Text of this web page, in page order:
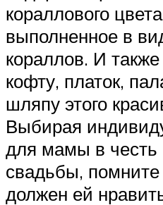
кораллового
выполненное в
кораллов. И
кофту, платок,
шляпу этого
Выбирая
для мамы в честь
свадьбы,
должен ей